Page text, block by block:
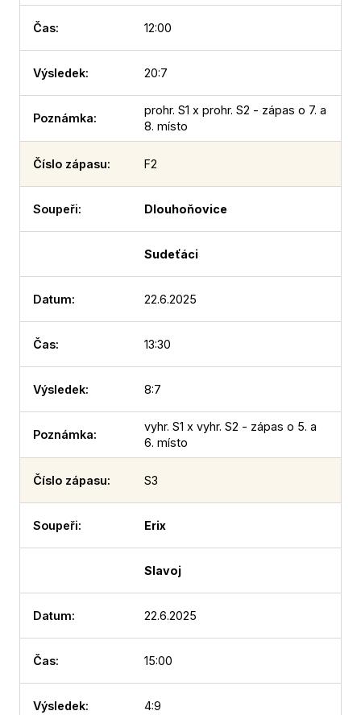
12:00
20:7
prohr. S1 x prohr. S2 - zápas o 7. a
8. místo
F2
Dlouhoňovice
Sudeťáci
22.6.2025
13:30
8:7
vyhr. S1 x vyhr. S2 - zápas o 5. a
6. místo
S3
Erix
Slavoj
22.6.2025
15:00
4:9